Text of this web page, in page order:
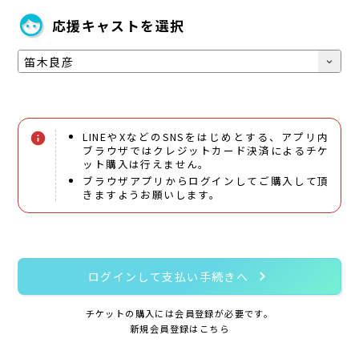
face 応援キャストを選択
expand_more
info
LINEやXなどのSNSをはじめとする、アプリ内
ブラウザではクレジットカード決済によるチケ
ット購入は行えません。
ブラウザアプリからログインしてご購入して頂
きますようお願いします。
ログインして支払い手続きへ chevron_right
チケットの購入には会員登録が必要です。
新規会員登録はこちら